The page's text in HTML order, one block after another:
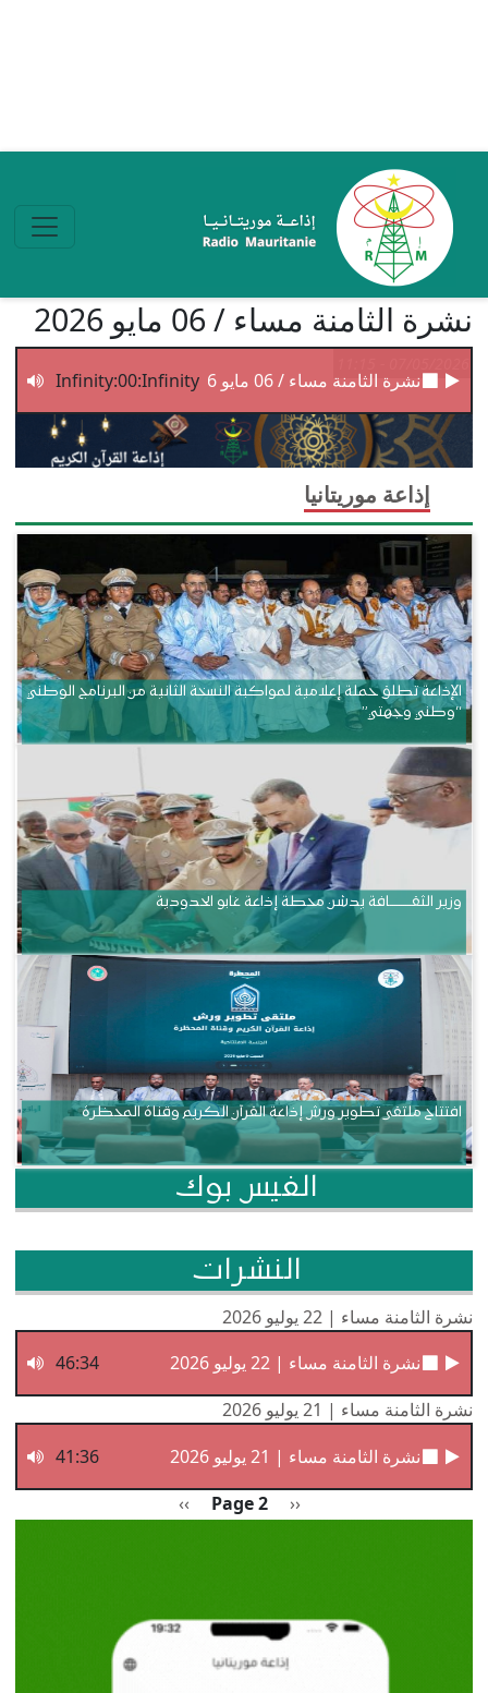
نشرة الثامنة مساء / 06 مايو 2026
نشرة الثامنة مساء / 06 مايو 2026 Infinity:00:Infinity
إذاعة موريتانيا
الإذاعة تطلق حملة إعلامية لمواكبة النسخة الثانية من البرنامج الوطني
“وطني وجهتي”
وزير الثقــــــــــافة يدشن محطة إذاعة غابو الحدودية
افتتاح ملتقى تطوير ورش إذاعة القرآن الكريم وقناة المحظرة
الفيس بوك
النشرات
نشرة الثامنة مساء | 22 يوليو 2026
نشرة الثامنة مساء | 22 يوليو 2026
46:34
نشرة الثامنة مساء | 21 يوليو 2026
نشرة الثامنة مساء | 21 يوليو 2026
41:36
Previous page
‹‹
Page 2 الصفحة التالية
››